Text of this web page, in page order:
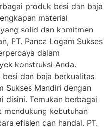
produk besi dan baja
material
solid dan komitmen
PT. Panca Logam Sukses
dalam
konstruksi Anda.
dan baja berkualitas
Sukses Mandiri dengan
disini. Temukan berbagai
kebutuhan
efisien dan handal. PT.